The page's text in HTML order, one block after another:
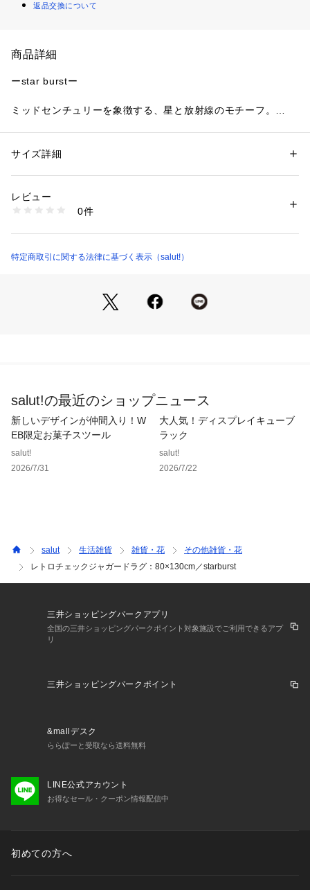
返品交換について
商品詳細
ーstar burstー
ミッドセンチュリーを象徴する、星と放射線のモチーフ。
リーズです。
レトロポップなジャガードラグ。
●織り模様が空間に奥行きを与え、敷くだけでお部屋の主役級
ズ感です。
●摩擦や水濡れにより移染する場合がありますのでご注意くだ
●マットの上に飛び乗ったり、濡れた床面で使用すると、マッ
トが滑って転倒する恐れがありますのでご注意ください。
●滑りやすい場合は市販の滑り止めシートを併用してくださ
●滑り止め素材の特性上、同じ場所で長時間使用すると、床材
が変色したり密着してしまう可能性があります。
●カビ、床面の変色の原因となりますので濡れたまま放置しな
いでください。
性別：レディース
素材：表：ポリエステル100%
生産国：中国
1420200020221
サイズ詳細
レビュー
0件
特定商取引に関する法律に基づく表示（salut!）
salut!の最近のショップニュース
新しいデザインが仲間入り！W
EB限定お菓子スツール
salut!
2026/7/31
大人気！ディスプレイキューブ
ラック
salut!
2026/7/22
salut 生活雑貨 雑貨・花
その他雑貨・花
レトロチェックジャガードラグ：80×130cm／starburst
三井ショッピングパークアプリ
全国の三井ショッピングパークポイント対象施設でご利用できるアプ
リ
三井ショッピングパークポイント
&mallデスク
ららぽーと受取なら送料無料
LINE公式アカウント
お得なセール・クーポン情報配信中
初めての方へ